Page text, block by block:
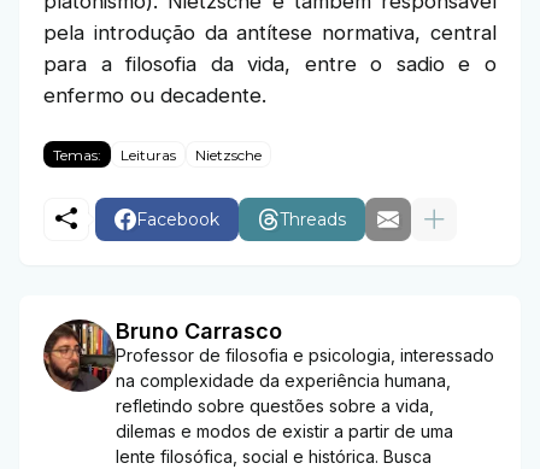
pela introdução da antítese normativa, central
para a filosofia da vida, entre o sadio e o
enfermo ou decadente.
Temas: Leituras Nietzsche
Facebook Threads
Bruno Carrasco
Professor de filosofia e psicologia, interessado
na complexidade da experiência humana,
refletindo sobre questões sobre a vida,
dilemas e modos de existir a partir de uma
lente filosófica, social e histórica. Busca